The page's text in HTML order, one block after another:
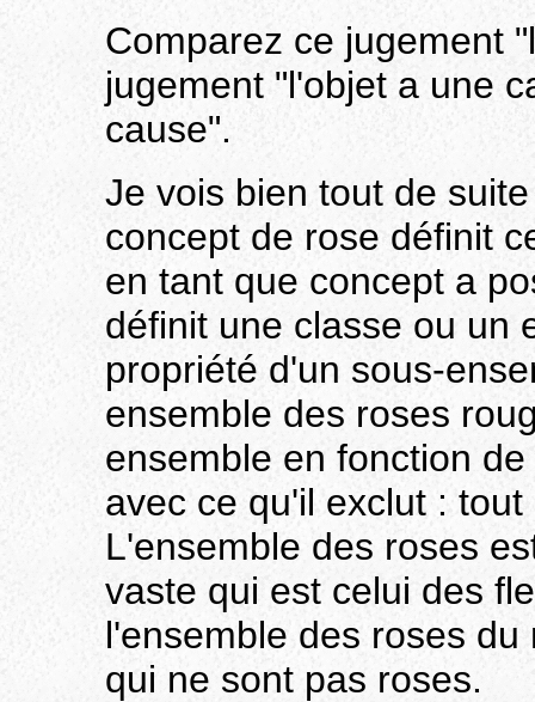
Comparez ce jugement
jugement "l'objet a une
cause".
Je vois bien tout de
concept de rose définit
en tant que concept a
définit une classe ou un
propriété d'un sous-
ensemble des roses
ensemble en fonction
avec ce qu'il exclut :
L'ensemble des roses
vaste qui est celui des
l'ensemble des roses
qui ne sont pas roses.